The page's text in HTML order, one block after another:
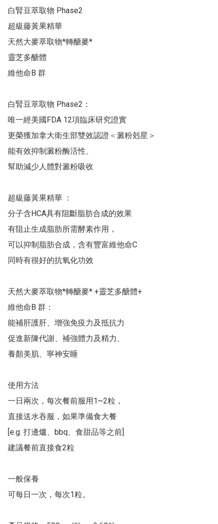
白腎豆萃取物 Phase2
超級藤黃果精華
天然大麥萃取物*轉醣麥*
靈芝多醣體
維他命B 群
白腎豆萃取物 Phase2：
唯一經美國FDA 12項臨床研究證實
更榮獲加拿大衛生部雙效認證＜澱粉剋星＞
能有效抑制澱粉酶活性、
幫助減少人體對澱粉吸收
超級藤黃果精華 ：
分子含HCA具有阻斷脂肪合成的效果
有阻止生成脂肪所需酵素作用，
可以抑制脂肪合成，含有豐富維他命C
同時有很好的抗氧化功效
天然大麥萃取物*轉醣麥* +靈芝多醣體+
維他命B 群：
能補肝護肝、增強免疫力及抵抗力
促進新陳代謝、補強體力及精力、
養顏美肌、寧神安睡
使用方法
一日兩次，每次餐前服用1~2粒，
直接送水吞服，如果準備食大餐
[e.g. 打邊爐、bbq、食甜品等之前]
建議餐前直接食2粒
一般保養
可每日一次，每次1粒。